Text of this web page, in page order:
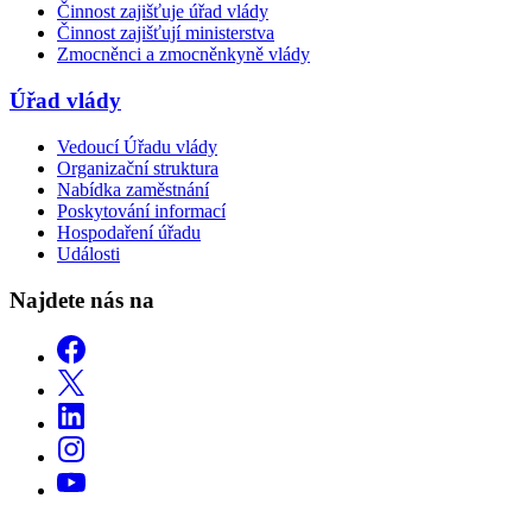
Činnost zajišťuje úřad vlády
Činnost zajišťují ministerstva
Zmocněnci a zmocněnkyně vlády
Úřad vlády
Vedoucí Úřadu vlády
Organizační struktura
Nabídka zaměstnání
Poskytování informací
Hospodaření úřadu
Události
Najdete nás na